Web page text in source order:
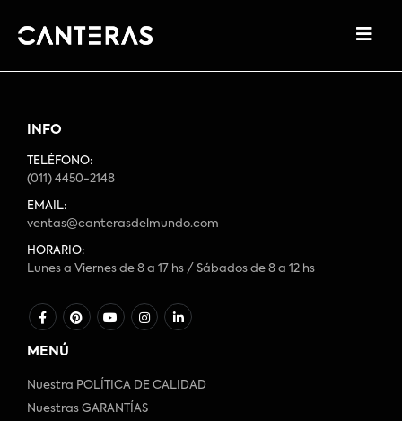
INFO
TELÉFONO:
(011) 4450-2148
EMAIL:
ventas@canterasdelmundo.com
HORARIO:
Lunes a Viernes de 8 a 17 hs / Sábados de 8 a 12 hs
MENÚ
Nuestra POLÍTICA DE CALIDAD
Nuestras GARANTÍAS